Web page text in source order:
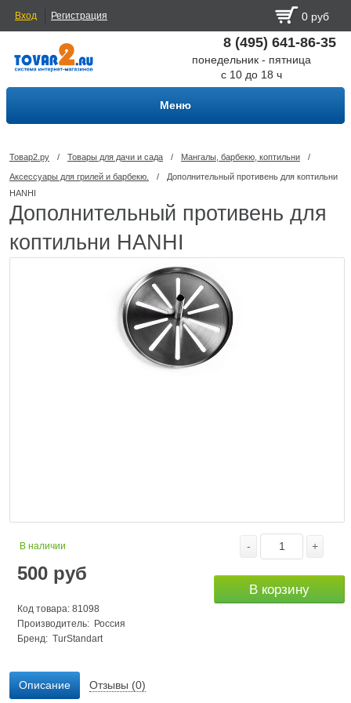
Вход Регистрация 0 руб
8 (495) 641-86-35
понедельник - пятница
с 10 до 18 ч
Меню
Товар2.ру / Товары для дачи и сада / Мангалы, барбекю, коптильни /
Аксессуары для грилей и барбекю. /
Дополнительный противень для коптильни
HANHI
Дополнительный противень для
коптильни HANHI
В наличии
500 руб
Код товара: 81098
Производитель: Россия
Бренд: TurStandart
- +
В корзину
Описание Отзывы (0)